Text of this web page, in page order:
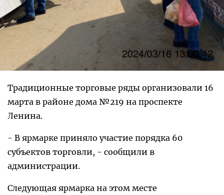
Традиционные торговые ряды организовали 16
марта в районе дома №219 на проспекте
Ленина.
- В ярмарке приняло участие порядка 60
субъектов торговли, - сообщили в
администрации.
Следующая ярмарка на этом месте